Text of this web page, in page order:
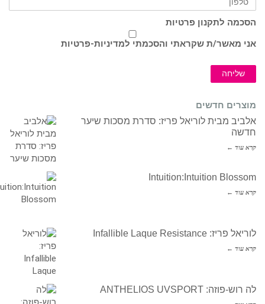
הסכמה לתקנון פרטיות
אני מאשר/ת שקראתי והסכמתי למדיניות-פרטיות
שליחה
מוצרים חדשים
אלביב מבית לוריאל פריז: סדרת מסכות שיער
חדשה
קרא עוד ←
Intuition:Intuition Blossom
קרא עוד ←
לוריאל פריז: Infallible Laque Resistance
קרא עוד ←
לה רוש-פוזה: ANTHELIOS UVSPORT